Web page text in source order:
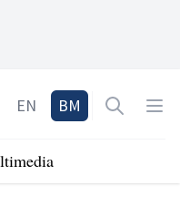
EN BM Open